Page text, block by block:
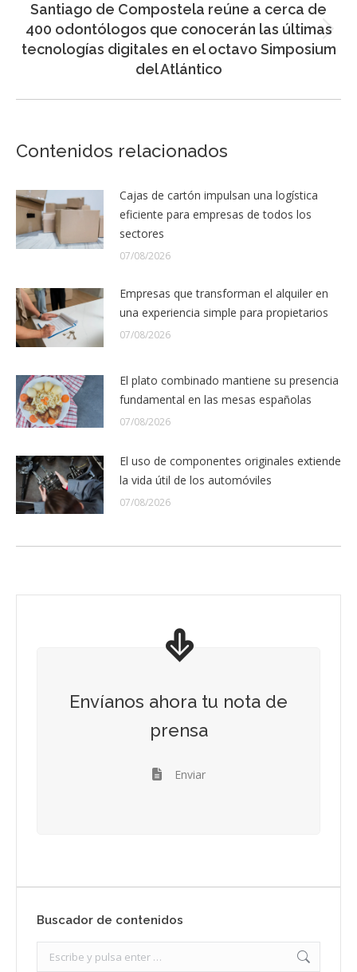
Entrada
siguiente:
Santiago de Compostela reúne a cerca de
400 odontólogos que conocerán las últimas
tecnologías digitales en el octavo Simposium
del Atlántico
Contenidos relacionados
Cajas de cartón impulsan una logística
eficiente para empresas de todos los
sectores
07/08/2026
Empresas que transforman el alquiler en
una experiencia simple para propietarios
07/08/2026
El plato combinado mantiene su presencia
fundamental en las mesas españolas
07/08/2026
El uso de componentes originales extiende
la vida útil de los automóviles
07/08/2026
Envíanos ahora tu nota de
prensa
Enviar
Buscador de contenidos